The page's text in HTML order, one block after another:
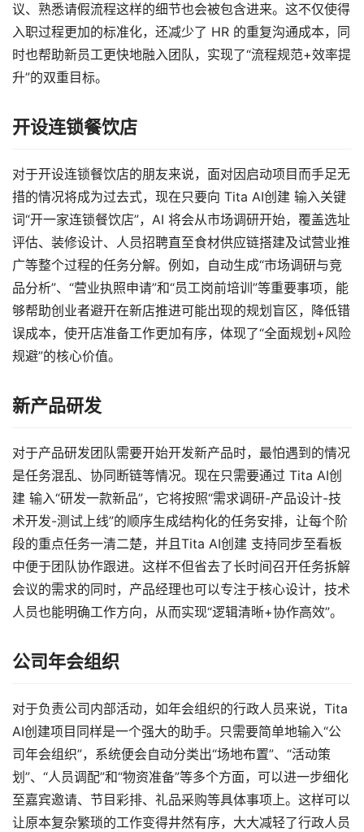
议、熟悉请假流程这样的细节也会被包含进来。这不仅使得
入职过程更加的标准化，还减少了 HR 的重复沟通成本，同
时也帮助新员工更快地融入团队，实现了“流程规范+效率提
升”的双重目标。
开设连锁餐饮店
对于开设连锁餐饮店的朋友来说，面对因启动项目而手足无
措的情况将成为过去式，现在只要向 Tita AI创建 输入关键
词“开一家连锁餐饮店”，AI 将会从市场调研开始，覆盖选址
评估、装修设计、人员招聘直至食材供应链搭建及试营业推
广等整个过程的任务分解。例如，自动生成“市场调研与竞
品分析”、“营业执照申请”和“员工岗前培训”等重要事项，能
够帮助创业者避开在新店推进可能出现的规划盲区，降低错
误成本，使开店准备工作更加有序，体现了“全面规划+风险
规避”的核心价值。
新产品研发
对于产品研发团队需要开始开发新产品时，最怕遇到的情况
是任务混乱、协同断链等情况。现在只需要通过 Tita AI创
建 输入“研发一款新品”，它将按照“需求调研-产品设计-技
术开发-测试上线”的顺序生成结构化的任务安排，让每个阶
段的重点任务一清二楚，并且Tita AI创建 支持同步至看板
中便于团队协作跟进。这样不但省去了长时间召开任务拆解
会议的需求的同时，产品经理也可以专注于核心设计，技术
人员也能明确工作方向，从而实现“逻辑清晰+协作高效”。
公司年会组织
对于负责公司内部活动，如年会组织的行政人员来说，Tita
AI创建项目同样是一个强大的助手。只需要简单地输入“公
司年会组织”，系统便会自动分类出“场地布置”、“活动策
划”、“人员调配”和“物资准备”等多个方面，可以进一步细化
至嘉宾邀请、节目彩排、礼品采购等具体事项上。这样可以
让原本复杂繁琐的工作变得井然有序，大大减轻了行政人员